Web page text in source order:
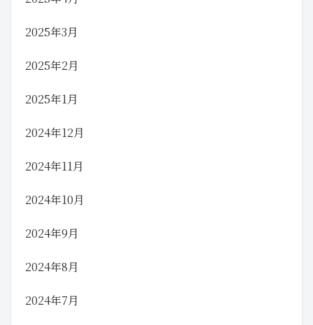
2025年3月
2025年2月
2025年1月
2024年12月
2024年11月
2024年10月
2024年9月
2024年8月
2024年7月